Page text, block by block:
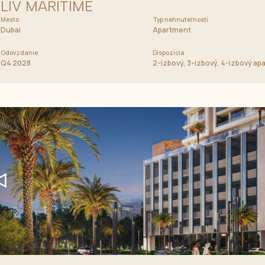
izbový apartmán, Skyvily
LIV MARITIME
Mesto
Dubai
Typ nehnuteľnosti
Apartment
Odovzdanie
Q4 2028
Dispozícia
2-izbový, 3-izbový, 4-izbový